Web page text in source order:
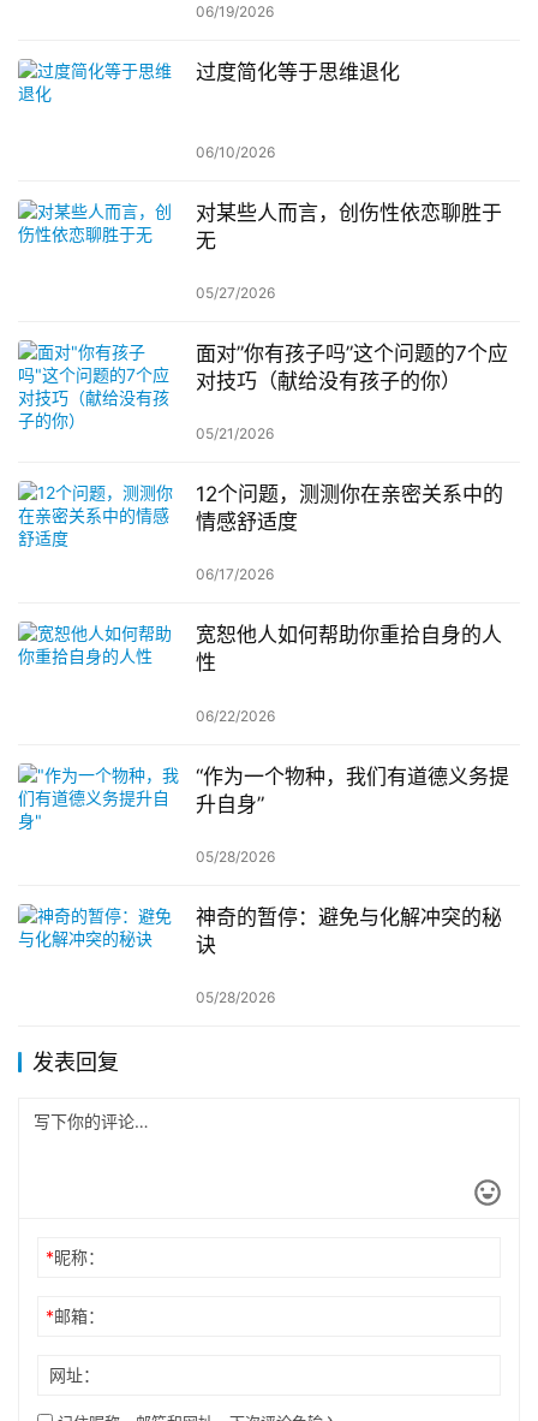
06/19/2026
过度简化等于思维退化
06/10/2026
对某些人而言，创伤性依恋聊胜于
无
05/27/2026
面对”你有孩子吗”这个问题的7个应
对技巧（献给没有孩子的你）
05/21/2026
12个问题，测测你在亲密关系中的
情感舒适度
06/17/2026
宽恕他人如何帮助你重拾自身的人
性
06/22/2026
“作为一个物种，我们有道德义务提
升自身”
05/28/2026
神奇的暂停：避免与化解冲突的秘
诀
05/28/2026
发表回复
*昵称：
*邮箱：
网址：